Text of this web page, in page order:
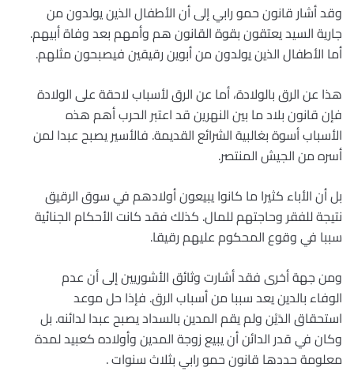
وقد أشار قانون حمو رابي إلى أن الأطفال الذين يولدون من
جارية السيد يعتقون بقوة القانون هم وأمهم بعد وفاة أبيهم.
أما الأطفال الذين يولدون من أبوين رقيقين فيصبحون مثلهم.
هذا عن الرق بالولادة، أما عن الرق لأسباب لاحقة على الولادة
فإن قانون بلاد ما بين النهرين قد اعتبر الحرب أهم هذه
الأسباب أسوة بغالبية الشرائع القديمة. فالأسير يصبح عبدا لمن
أسره من الجيش المنتصر.
بل أن الأباء كثيرا ما كانوا يبيعون أولادهم في سوق الرقيق
نتيجة للفقر وحاجتهم للمال. كذلك فقد كانت الأحكام الجنائية
سببا في وقوع المحكوم عليهم رقيقا.
ومن جهة أخرى فقد أشارت وثائق الأشوريين إلى أن عدم
الوفاء بالدين يعد سببا من أسباب الرق. فإذا حل موعد
استحقاق الدَيْن ولم يقم المدين بالسداد يصبح عبدا لدائنه. بل
وكان في قدر الدائن أن يبيع زوجة المدين وأولاده كعبيد لمدة
معلومة حددها قانون حمو رابي بثلاث سنوات .